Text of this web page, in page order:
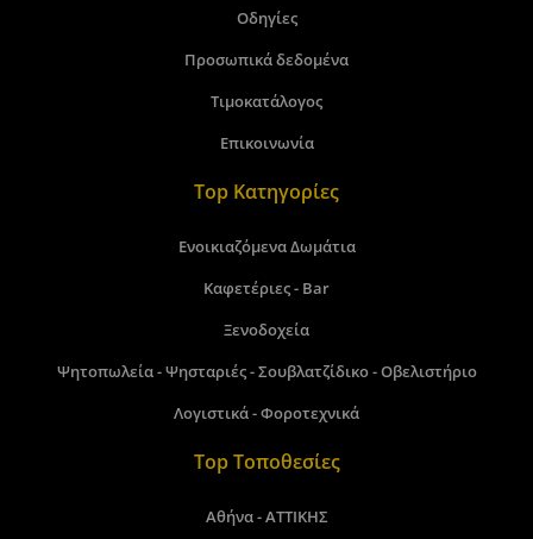
Οδηγίες
Προσωπικά δεδομένα
Τιμοκατάλογος
Επικοινωνία
Top Κατηγορίες
Ενοικιαζόμενα Δωμάτια
Καφετέριες - Bar
Ξενοδοχεία
Ψητοπωλεία - Ψησταριές - Σουβλατζίδικο - Οβελιστήριο
Λογιστικά - Φοροτεχνικά
Top Τοποθεσίες
Αθήνα - ΑΤΤΙΚΗΣ